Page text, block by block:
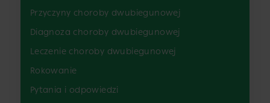
Przyczyny choroby dwubiegunowej
Diagnoza choroby dwubiegunowej
Leczenie choroby dwubiegunowej
Rokowanie
Pytania i odpowiedzi